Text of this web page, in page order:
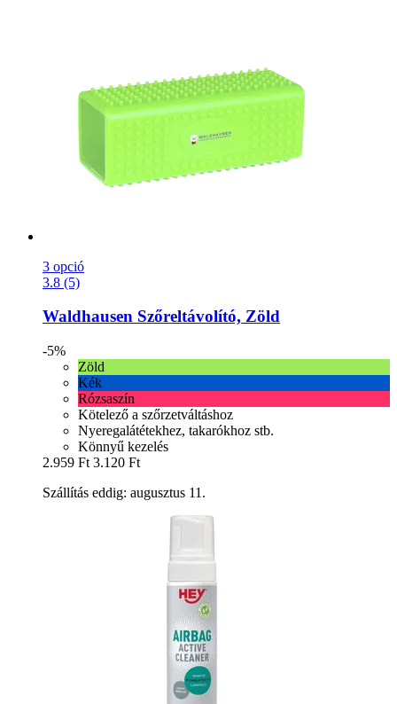
3 opció
3.8 (5)
Waldhausen Szőreltávolító, Zöld
-5%
Zöld
Kék
Rózsaszín
Kötelező a szőrzetváltáshoz
Nyeregalátétekhez, takarókhoz stb.
Könnyű kezelés
2.959 Ft 3.120 Ft
Szállítás eddig: augusztus 11.